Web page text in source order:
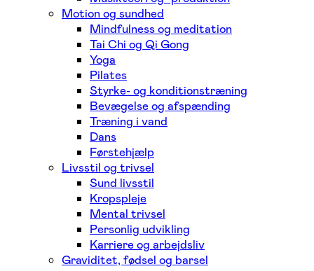
Motion og sundhed
Mindfulness og meditation
Tai Chi og Qi Gong
Yoga
Pilates
Styrke- og konditionstræning
Bevægelse og afspænding
Træning i vand
Dans
Førstehjælp
Livsstil og trivsel
Sund livsstil
Kropspleje
Mental trivsel
Personlig udvikling
Karriere og arbejdsliv
Graviditet, fødsel og barsel